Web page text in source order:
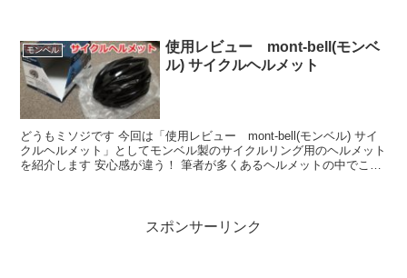
モンベル
使用レビュー mont-bell(モンベ
ル) サイクルヘルメット
どうもミソジです 今回は「使用レビュー mont-bell(モンベル) サイ
クルヘルメット」としてモンベル製のサイクルリング用のヘルメット
を紹介します 安心感が違う！ 筆者が多くあるヘルメットの中でこの
スポンサーリンク